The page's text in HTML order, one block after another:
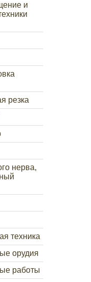
и
резка
нерва,
техника
орудия
работы